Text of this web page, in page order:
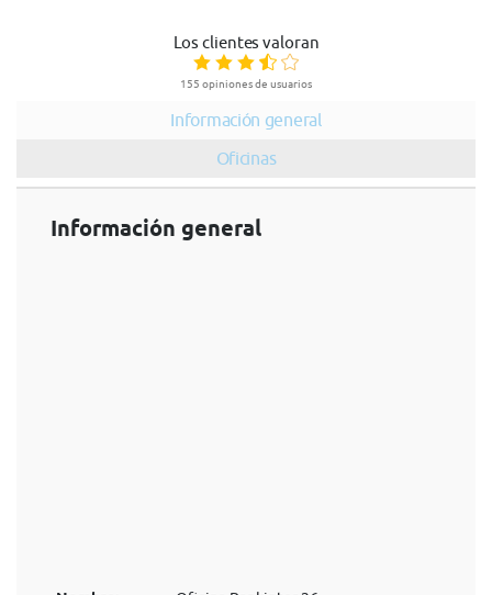
Los clientes valoran
155 opiniones de usuarios
Información general
Oficinas
Información general